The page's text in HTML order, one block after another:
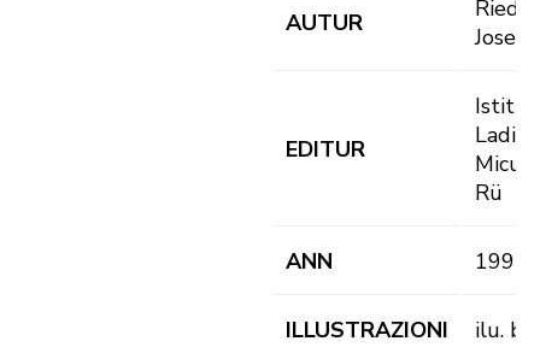
AUTUR
Josef
EDITUR
Istitut
Ladin
Rü
ANN 1995
ILLUSTRAZIONI ilu. b/f